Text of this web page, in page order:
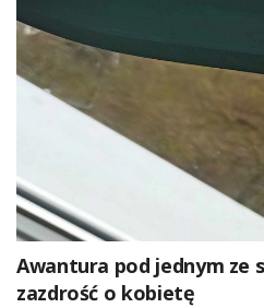
Awantura pod jednym ze
zazdrość o kobietę